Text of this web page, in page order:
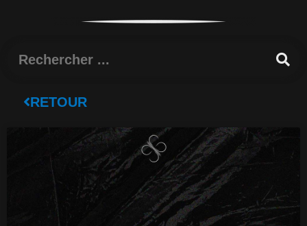
Rechercher
RETOUR